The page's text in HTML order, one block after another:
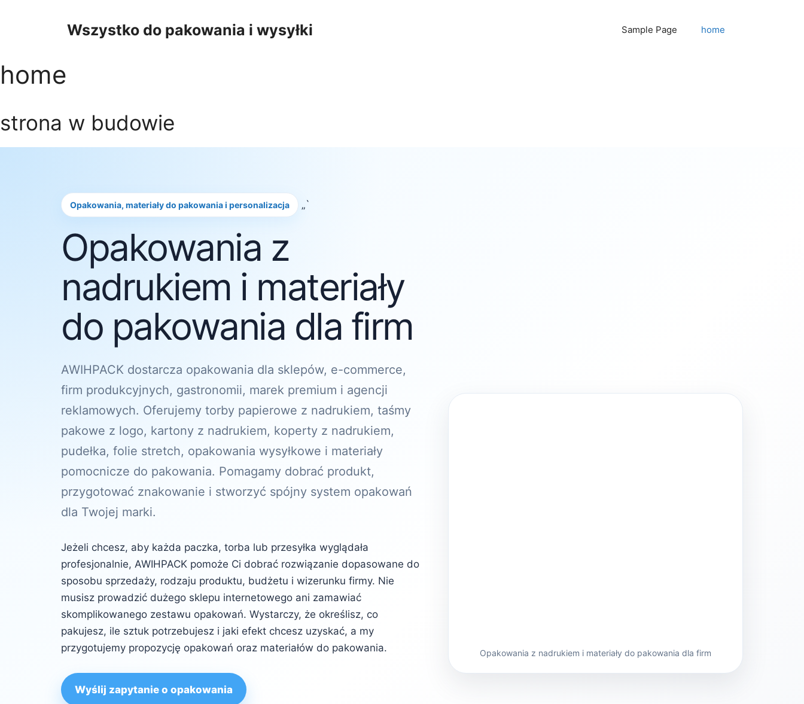
Wszystko do pakowania i wysyłki Sample Page home
home
strona w budowie
Opakowania, materiały do pakowania i personalizacja „`
Opakowania z
nadrukiem i materiały
do pakowania dla firm
AWIHPACK dostarcza opakowania dla sklepów, e-commerce,
firm produkcyjnych, gastronomii, marek premium i agencji
reklamowych. Oferujemy torby papierowe z nadrukiem, taśmy
pakowe z logo, kartony z nadrukiem, koperty z nadrukiem,
pudełka, folie stretch, opakowania wysyłkowe i materiały
pomocnicze do pakowania. Pomagamy dobrać produkt,
przygotować znakowanie i stworzyć spójny system opakowań
dla Twojej marki.
Jeżeli chcesz, aby każda paczka, torba lub przesyłka wyglądała
profesjonalnie, AWIHPACK pomoże Ci dobrać rozwiązanie dopasowane do
sposobu sprzedaży, rodzaju produktu, budżetu i wizerunku firmy. Nie
musisz prowadzić dużego sklepu internetowego ani zamawiać
skomplikowanego zestawu opakowań. Wystarczy, że określisz, co
pakujesz, ile sztuk potrzebujesz i jaki efekt chcesz uzyskać, a my
przygotujemy propozycję opakowań oraz materiałów do pakowania.
Wyślij zapytanie o opakowania
Opakowania z nadrukiem i materiały do pakowania dla firm